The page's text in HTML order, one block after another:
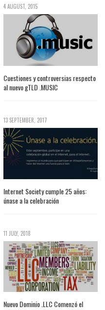
4 AUGUST, 2015
Cuestiones y controversias respecto
al nuevo gTLD .MUSIC
13 SEPTEMBER, 2017
Internet Society cumple 25 años:
únase a la celebración
11 JULY, 2018
Nuevo Dominio .LLC Comenzó el